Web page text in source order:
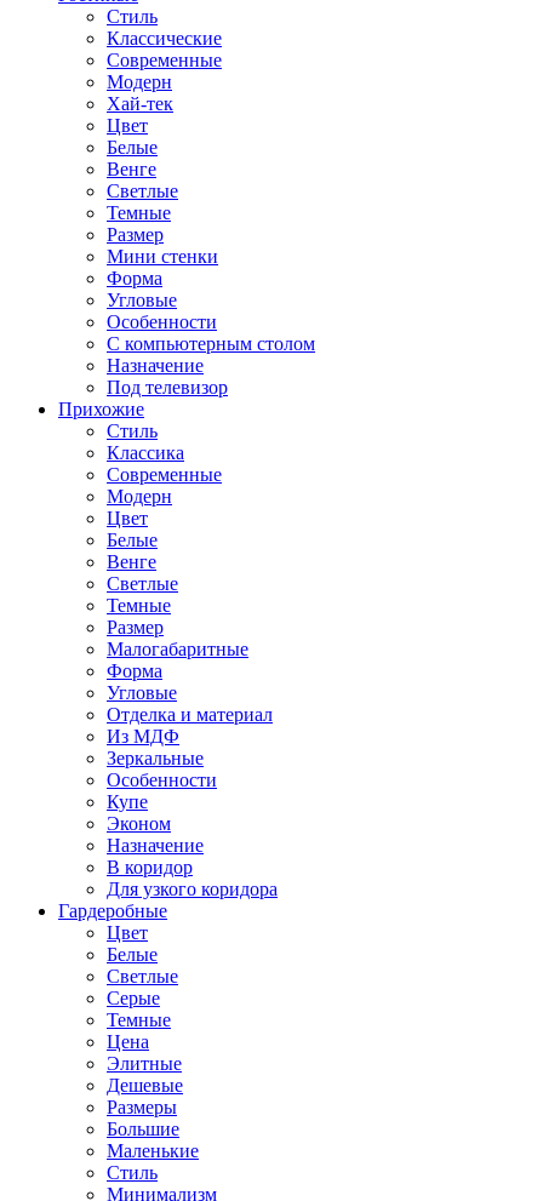
Стиль
Классические
Современные
Модерн
Хай-тек
Цвет
Белые
Венге
Светлые
Темные
Размер
Мини стенки
Форма
Угловые
Особенности
С компьютерным столом
Назначение
Под телевизор
Прихожие
Стиль
Классика
Современные
Модерн
Цвет
Белые
Венге
Светлые
Темные
Размер
Малогабаритные
Форма
Угловые
Отделка и материал
Из МДФ
Зеркальные
Особенности
Купе
Эконом
Назначение
В коридор
Для узкого коридора
Гардеробные
Цвет
Белые
Светлые
Серые
Темные
Цена
Элитные
Дешевые
Размеры
Большие
Маленькие
Стиль
Минимализм